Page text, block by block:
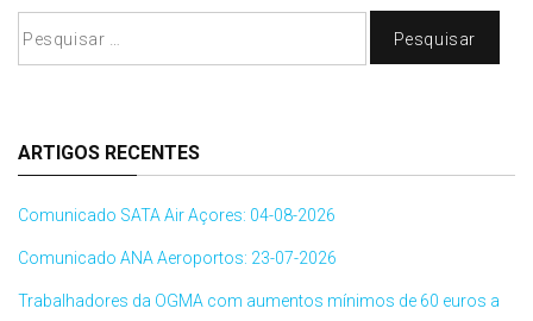
ARTIGOS RECENTES
Comunicado SATA Air Açores: 04-08-2026
Comunicado ANA Aeroportos: 23-07-2026
Trabalhadores da OGMA com aumentos mínimos de 60 euros a